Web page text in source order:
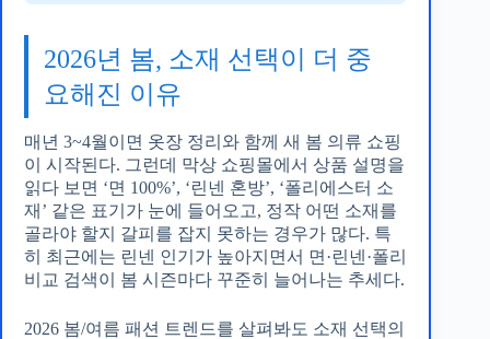
2026년 봄, 소재 선택이 더 중
요해진 이유
매년 3~4월이면 옷장 정리와 함께 새 봄 의류 쇼핑
이 시작된다. 그런데 막상 쇼핑몰에서 상품 설명을
읽다 보면 ‘면 100%’, ‘린넨 혼방’, ‘폴리에스터 소
재’ 같은 표기가 눈에 들어오고, 정작 어떤 소재를
골라야 할지 갈피를 잡지 못하는 경우가 많다. 특
히 최근에는 린넨 인기가 높아지면서 면·린넨·폴리
비교 검색이 봄 시즌마다 꾸준히 늘어나는 추세다.
2026 봄/여름 패션 트렌드를 살펴봐도 소재 선택의